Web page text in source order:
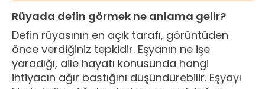
Rüyada defin görmek ne anlama gelir?
Defin rüyasının en açık tarafı, görüntüden
önce verdiğiniz tepkidir. Eşyanın ne işe
yaradığı, aile hayatı konusunda hangi
ihtiyacın ağır bastığını düşündürebilir. Eşyayı